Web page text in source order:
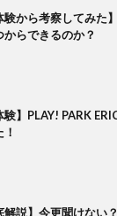
験から考察してみた
からできるのか？
験】PLAY! PARK
解説】今更聞けない